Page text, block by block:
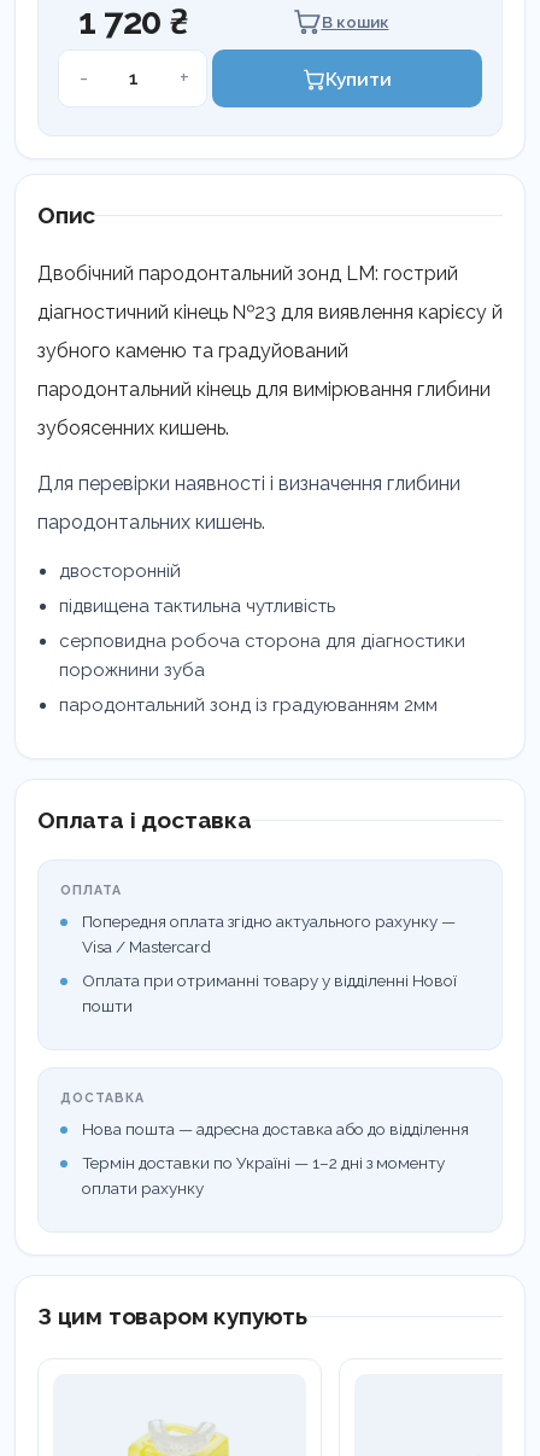
1 720 ₴ В кошик
-
ЗОНД
ПАРОДОНТОЛОГІЧНИЙ
52B
кількість
+ Купити
Опис
Двобічний пародонтальний зонд LM: гострий
діагностичний кінець №23 для виявлення карієсу й
зубного каменю та градуйований
пародонтальний кінець для вимірювання глибини
зубоясенних кишень.
Для перевірки наявності і визначення глибини
пародонтальних кишень.
двосторонній
підвищена тактильна чутливість
серповидна робоча сторона для діагностики
порожнини зуба
пародонтальний зонд із градуюванням 2мм
Оплата і доставка
ОПЛАТА
Попередня оплата згідно актуального рахунку —
Visa / Mastercard
Оплата при отриманні товару у відділенні Нової
пошти
ДОСТАВКА
Нова пошта — адресна доставка або до відділення
Термін доставки по Україні — 1–2 дні з моменту
оплати рахунку
З цим товаром купують